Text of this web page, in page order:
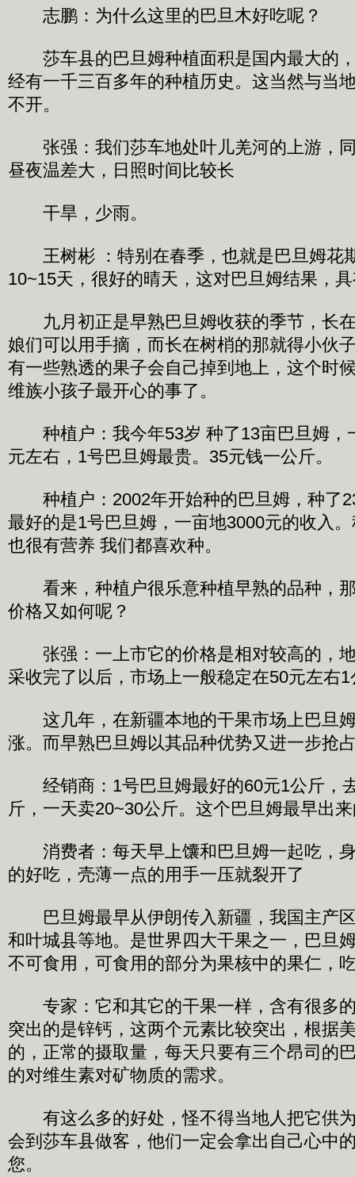
志鹏：为什么这里的巴旦木好吃呢？
莎车县的巴旦姆种植面积是国内最大的
经有一千三百多年的种植历史。这当然与当
不开。
张强：我们莎车地处叶儿羌河的上游，
昼夜温差大，日照时间比较长
干旱，少雨。
王树彬 ：特别在春季，也就是巴旦姆花
10~15天，很好的晴天，这对巴旦姆结果，
九月初正是早熟巴旦姆收获的季节，长
娘们可以用手摘，而长在树梢的那就得小伙
有一些熟透的果子会自己掉到地上，这个时
维族小孩子最开心的事了。
种植户：我今年53岁 种了13亩巴旦姆，
元左右，1号巴旦姆最贵。35元钱一公斤。
种植户：2002年开始种的巴旦姆，种了
最好的是1号巴旦姆，一亩地3000元的收入
也很有营养 我们都喜欢种。
看来，种植户很乐意种植早熟的品种，
价格又如何呢？
张强：一上市它的价格是相对较高的，
采收完了以后，市场上一般稳定在50元左右1
这几年，在新疆本地的干果市场上巴旦
涨。而早熟巴旦姆以其品种优势又进一步抢
经销商：1号巴旦姆最好的60元1公斤，
斤，一天卖20~30公斤。这个巴旦姆最早出
消费者：每天早上馕和巴旦姆一起吃，
的好吃，壳薄一点的用手一压就裂开了
巴旦姆最早从伊朗传入新疆，我国主产
和叶城县等地。是世界四大干果之一，巴旦
不可食用，可食用的部分为果核中的果仁，
专家：它和其它的干果一样，含有很多
突出的是锌钙，这两个元素比较突出，根据
的，正常的摄取量，每天只要有三个昂司的
的对维生素对矿物质的需求。
有这么多的好处，怪不得当地人把它供
会到莎车县做客，他们一定会拿出自己心中
您。